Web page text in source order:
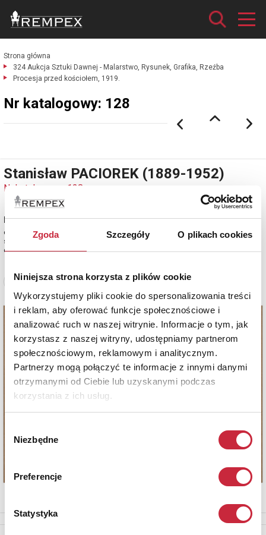
Zgoda Szczegóły O plikach cookies
Niniejsza strona korzysta z plików cookie
Wykorzystujemy pliki cookie do spersonalizowania treści
i reklam, aby oferować funkcje społecznościowe i
analizować ruch w naszej witrynie. Informacje o tym, jak
korzystasz z naszej witryny, udostępniamy partnerom
społecznościowym, reklamowym i analitycznym.
Partnerzy mogą połączyć te informacje z innymi danymi
otrzymanymi od Ciebie lub uzyskanymi podczas
korzystania z ich usług.
zgody
Niezbędne
Preferencje
Statystyka
Strona główna
324 Aukcja Sztuki Dawnej - Malarstwo, Rysunek, Grafika, Rzeźba
Procesja przed kościołem, 1919.
Nr katalogowy: 128
Stanisław PACIOREK (1889-1952)
Nr katalogowy: 128
Procesja przed kościołem, 1919
olej, papier; 15 x 24 cm (w świetle oprawy);
sygn. i dat. p. d.: StPaciorek / 1919.
estymacja: 2 700 - 3 000 zł
Zobacz pełne informacje